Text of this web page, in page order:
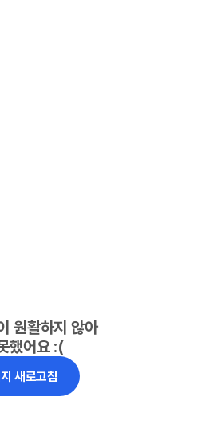
원활하지 않아
했어요 :(
새로고침